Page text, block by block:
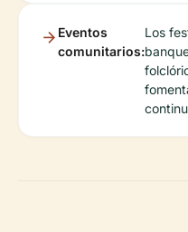
Eventos
comunitarios:
Los